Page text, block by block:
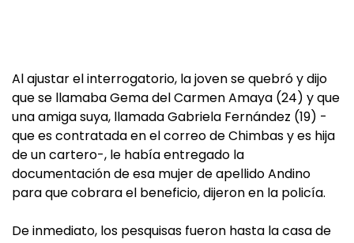
Al ajustar el interrogatorio, la joven se quebró y dijo
que se llamaba Gema del Carmen Amaya (24) y que
una amiga suya, llamada Gabriela Fernández (19) -
que es contratada en el correo de Chimbas y es hija
de un cartero-, le había entregado la
documentación de esa mujer de apellido Andino
para que cobrara el beneficio, dijeron en la policía.
De inmediato, los pesquisas fueron hasta la casa de